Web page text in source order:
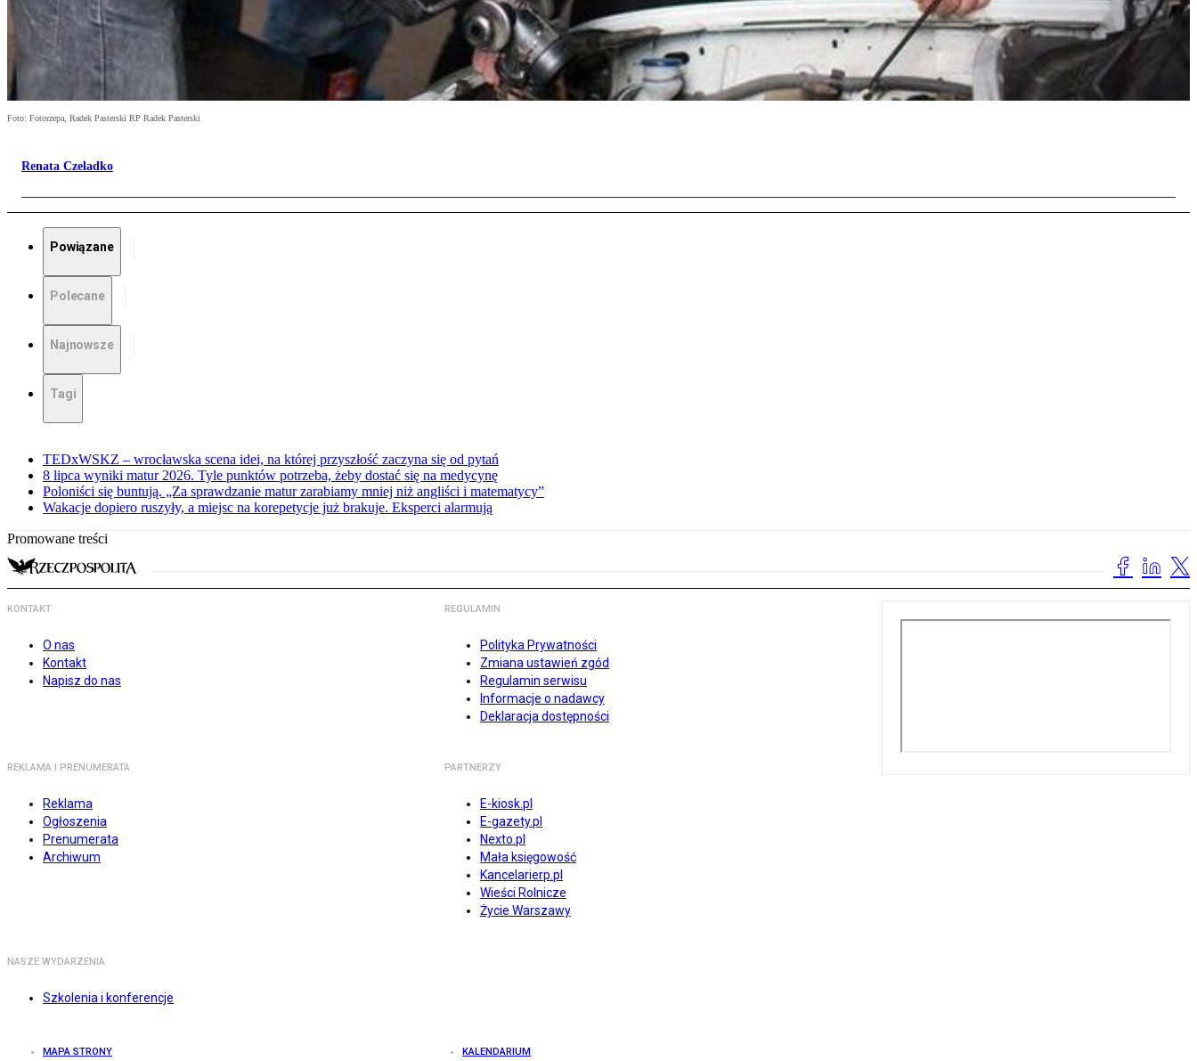
Foto: Fotorzepa, Radek Pasterski RP Radek Pasterski
Renata Czeladko
Powiązane
Polecane
Najnowsze
Tagi
TEDxWSKZ – wrocławska scena idei, na której przyszłość zaczyna się od pytań
8 lipca wyniki matur 2026. Tyle punktów potrzeba, żeby dostać się na medycynę
Poloniści się buntują. „Za sprawdzanie matur zarabiamy mniej niż angliści i matematycy”
Wakacje dopiero ruszyły, a miejsc na korepetycje już brakuje. Eksperci alarmują
Promowane treści
KONTAKT
O nas
Kontakt
Napisz do nas
REGULAMIN
Polityka Prywatności
Zmiana ustawień zgód
Regulamin serwisu
Informacje o nadawcy
Deklaracja dostępności
REKLAMA I PRENUMERATA
Reklama
Ogłoszenia
Prenumerata
Archiwum
PARTNERZY
E-kiosk.pl
E-gazety.pl
Nexto.pl
Mała księgowość
Kancelarierp.pl
Wieści Rolnicze
Życie Warszawy
NASZE WYDARZENIA
Szkolenia i konferencje
MAPA STRONY KALENDARIUM